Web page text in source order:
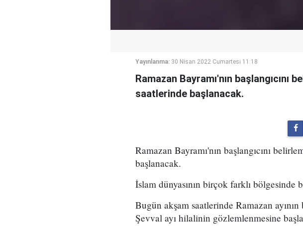
Yayınlanma: 30 Nisan 2022 Cumartesi 11:18
Ramazan Bayramı'nın
saatlerinde başlanacak.
Ramazan Bayramı'nın başlangıcını
başlanacak.
İslam dünyasının birçok farklı bölgesinde
Bugün akşam saatlerinde Ramazan
Şevval ayı hilalinin gözlemlenmesine